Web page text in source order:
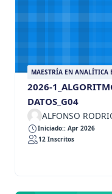
MAESTRÍA EN ANALÍTICA
2026-
DATOS_G04
ALFONSO
Iniciado:: Apr 2026
12 Inscritos